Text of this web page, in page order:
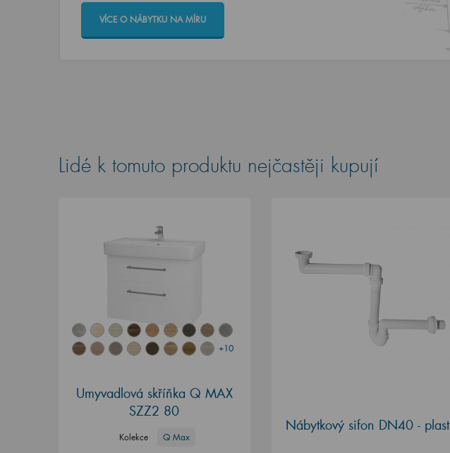
VÍCE O NÁBYTKU NA MÍRU
Lidé k tomuto produktu nejčastěji kupují
+10
Umyvadlová skříňka Q MAX
SZZ2 80
Kolekce Q Max
Nábytkový sifon DN40 - plast